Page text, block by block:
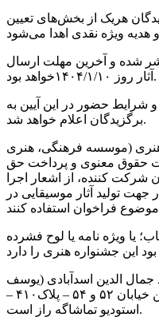
۱۰ نفر از برگزیدگان هریک از بخش‌های تعیین
در تاریخ ۱۴۰۳/۸/۲۳منتشر شده و آخرین مهلت ارسال
آثار روز ۱۴۰۴/۱/۱۰خواهد بود.
و شرایط حضور در این آیین به
برگزیدگان اعلام خواهد شد.
هنری (موسسه‌ فرهنگی، هنری
حقوق معنوی و پرداخت حق
شرکت کننده، از اشعار اجرا
تولید آثار موسیقایی در
یا ویژه نامه یا لوح فشرده
جمال الدین اسدآبادی (یوسف
آباد) – بالاتر از میدان اسد آبادی- بین خیابان ۵۲ و ۵۴ – پلاک۴۱۰ –
استودیو تماشاگه راز است.